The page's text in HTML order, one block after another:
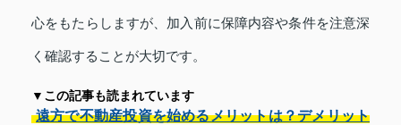
心をもたらしますが、加入前に保障内容や条件を注意深
く確認することが大切です。
▼この記事も読まれています
遠方で不動産投資を始めるメリットは？デメリット